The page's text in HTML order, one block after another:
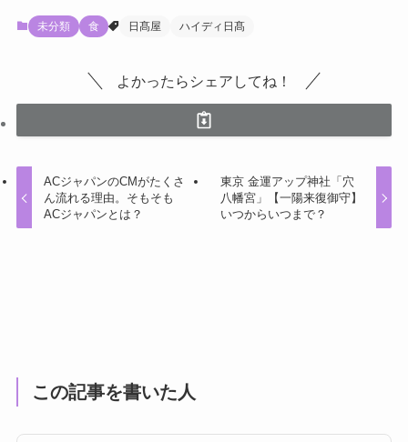
未分類 食 日髙屋 ハイディ日髙
よかったらシェアしてね！
ACジャパンのCMがたくさ
ん流れる理由。そもそも
ACジャパンとは？
東京 金運アップ神社「穴
八幡宮」【一陽来復御守】
いつからいつまで？
この記事を書いた人